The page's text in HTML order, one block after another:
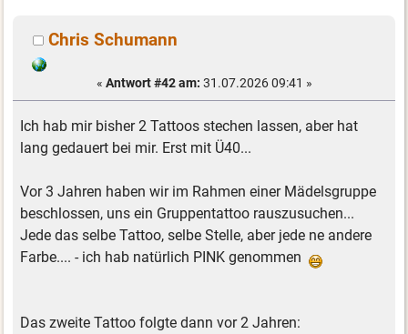
Chris Schumann
« Antwort #42 am: 31.07.2026 09:41 »
Ich hab mir bisher 2 Tattoos stechen lassen, aber hat
lang gedauert bei mir. Erst mit Ü40...
Vor 3 Jahren haben wir im Rahmen einer Mädelsgruppe
beschlossen, uns ein Gruppentattoo rauszusuchen...
Jede das selbe Tattoo, selbe Stelle, aber jede ne andere
Farbe.... - ich hab natürlich PINK genommen
Das zweite Tattoo folgte dann vor 2 Jahren: